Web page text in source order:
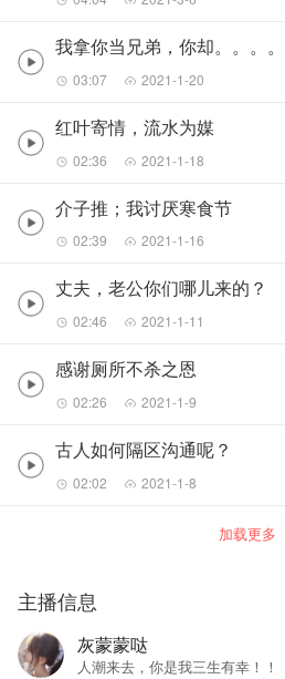
我拿你当兄弟，你却。。。。
03:07 2021-1-20
红叶寄情，流水为媒
02:36 2021-1-18
介子推；我讨厌寒食节
02:39 2021-1-16
丈夫，老公你们哪儿来的？
02:46 2021-1-11
感谢厕所不杀之恩
02:26 2021-1-9
古人如何隔区沟通呢？
02:02 2021-1-8
加载更多
主播信息
灰蒙蒙哒
人潮来去，你是我三生有幸！！